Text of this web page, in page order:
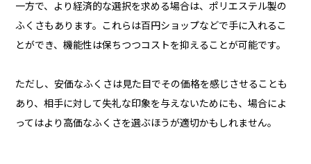
一方で、より経済的な選択を求める場合は、ポリエステル製の
ふくさもあります。これらは百円ショップなどで手に入れるこ
とができ、機能性は保ちつつコストを抑えることが可能です。
ただし、安価なふくさは見た目でその価格を感じさせることも
あり、相手に対して失礼な印象を与えないためにも、場合によ
ってはより高価なふくさを選ぶほうが適切かもしれません。